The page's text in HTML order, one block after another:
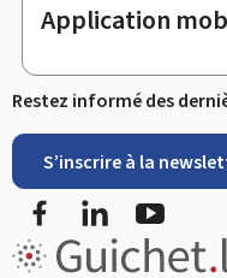
Application
Restez informé des
S’inscrire à la
FacebookLinkedIn